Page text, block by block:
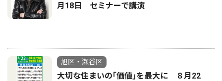
月18日 セミナーで講演
旭区・瀬谷区
大切な住まいの｢価値｣を最大に ８月22